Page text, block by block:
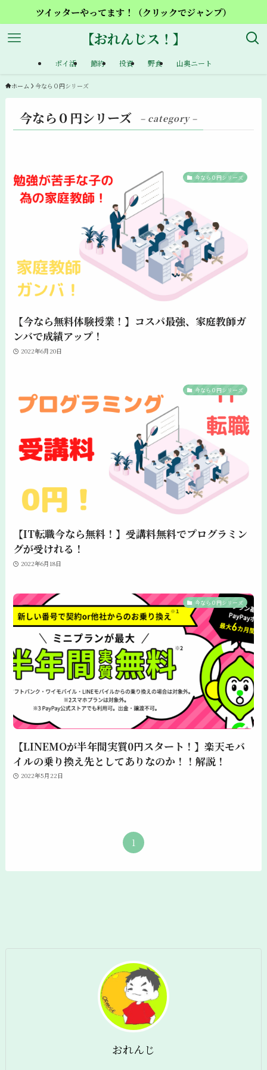
ツイッターやってます！（クリックでジャンプ）
【おれんじス！】
ポイ活 節約 投資 野食 山奥ニート
ホーム 今なら０円シリーズ
今なら０円シリーズ – category –
今なら０円シリーズ
【今なら無料体験授業！】コスパ最強、家庭教師ガ
ンバで成績アップ！
2022年6月20日
今なら０円シリーズ
【IT転職今なら無料！】受講料無料でプログラミン
グが受けれる！
2022年6月18日
今なら０円シリーズ
【LINEMOが半年間実質0円スタート！】楽天モバ
イルの乗り換え先としてありなのか！！解説！
2022年5月22日
1
おれんじ